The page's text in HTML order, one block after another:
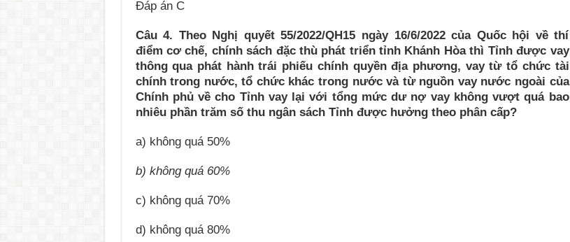
Đáp án C
Câu 4. Theo Nghị quyết 55/2022/QH15 ngày 16/6/2022 của Quốc hội về thí
điểm cơ chế, chính sách đặc thù phát triển tỉnh Khánh Hòa thì Tỉnh được vay
thông qua phát hành trái phiếu chính quyền địa phương, vay từ tổ chức tài
chính trong nước, tổ chức khác trong nước và từ nguồn vay nước ngoài của
Chính phủ về cho Tỉnh vay lại với tổng mức dư nợ vay không vượt quá bao
nhiêu phần trăm số thu ngân sách Tỉnh được hưởng theo phân cấp?
a) không quá 50%
b) không quá 60%
c) không quá 70%
d) không quá 80%